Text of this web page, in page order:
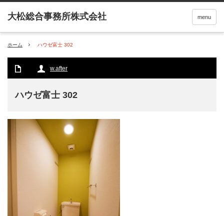
menu
ホーム ハウゼ富士 302
w.after
ハウゼ富士 302